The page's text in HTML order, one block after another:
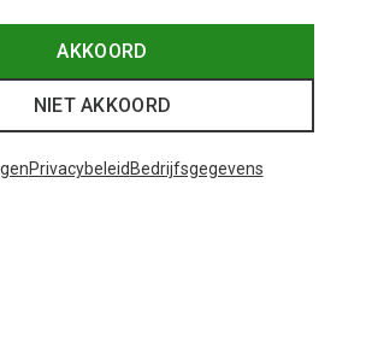
van 26 producten bekeken
AKKOORD
NIET AKKOORD
Privacybeleid Bedrijfsgegevens